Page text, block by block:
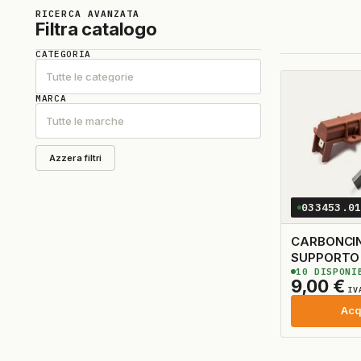
RICERCA AVANZATA
Filtra catalogo
CATEGORIA
Tutte le categorie
MARCA
Tutte le marche
Azzera filtri
SUPPORTO N 2
TAGLIO A
9,00 €
10